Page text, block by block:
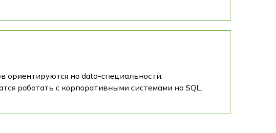
ориентируются на data-специальности.
работать с корпоративными системами на SQL.